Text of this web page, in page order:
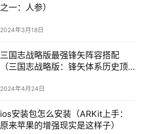
之一：人参）
2024年3月18日
三国志战略版最强锋矢阵容搭配
（三国志战略版：锋矢体系历史顶
2024年4月24日
ios安装包怎么安装（ARKit上手：
原来苹果的增强现实是这样子）